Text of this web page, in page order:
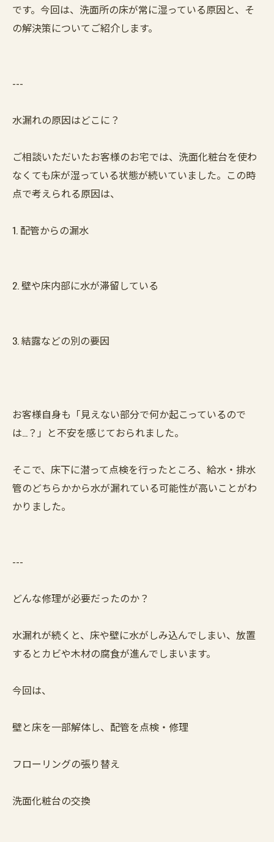
です。今回は、洗面所の床が常に湿っている原因と、そ
の解決策についてご紹介します。
---
水漏れの原因はどこに？
ご相談いただいたお客様のお宅では、洗面化粧台を使わ
なくても床が湿っている状態が続いていました。この時
点で考えられる原因は、
1. 配管からの漏水
2. 壁や床内部に水が滞留している
3. 結露などの別の要因
お客様自身も「見えない部分で何か起こっているので
は…？」と不安を感じておられました。
そこで、床下に潜って点検を行ったところ、給水・排水
管のどちらかから水が漏れている可能性が高いことがわ
かりました。
---
どんな修理が必要だったのか？
水漏れが続くと、床や壁に水がしみ込んでしまい、放置
するとカビや木材の腐食が進んでしまいます。
今回は、
壁と床を一部解体し、配管を点検・修理
フローリングの張り替え
洗面化粧台の交換